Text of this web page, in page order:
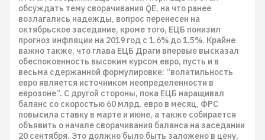
обсуждать тему сворачивания QE, на что ранее
возлагались надежды, вопрос перенесен на
октябрьское заседание, кроме того, ЕЦБ понизил
прогноз инфляции на 2019 год с 1.6% до 1.5%. Крайне
важно также, что глава ЕЦБ Драги впервые высказал
обеспокоенность высоким курсом евро, пусть и в
весьма сдержанной формулировке: “волатильность
евро является источником неопределенности в
еврозоне”. С другой стороны, пока ЕЦБ наращивал
баланс со скоростью 60 млрд. евро в месяц, ФРС
повысила ставку в марте и июне, а также собирается
объявить о начале сворачивания баланса на заседании
20 сентября. Это должно было быть заложено в цену,